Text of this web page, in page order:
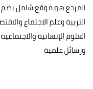
المرجع هو موقع شامل
التربية وعلم الاجتماع
العلوم الإنسانية
ورسائل علمية